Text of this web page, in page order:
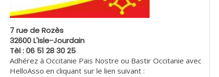
7 rue de Rozès
32600 L'Isle-Jourdain
Tèl : 06 51 28 30 25
Adhérez à Occitanie Pais Nostre ou Bastir Occitanie avec
HelloAsso en cliquant sur le lien suivant :